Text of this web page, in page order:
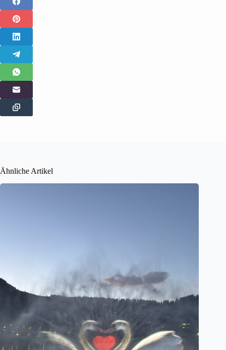
Ähnliche Artikel